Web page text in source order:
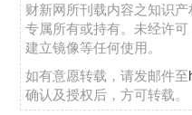
财新网所刊载内容之知识
专属所有或持有。未经许
建立镜像等任何使用。
如有意愿转载，请发邮件至
确认及授权后，方可转载。